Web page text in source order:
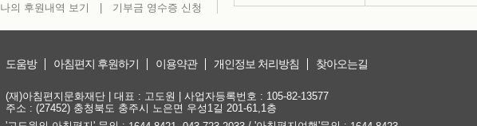
나의 후원내역 보기 기부금 영수증 신청
도움방 아침편지 후원하기 이용약관 개인정보 처리방침 찾아오는길
(재)아침편지문화재단 | 대표 : 고도원 | 사업자등록번호 : 105-82-13577
주소 : (27452) 충청북도 충주시 노은면 우성1길 201-61,1층